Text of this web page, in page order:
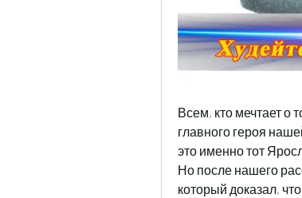
Всем, кто мечтает о
главного героя
это именно тот
Но после нашего
который доказал,